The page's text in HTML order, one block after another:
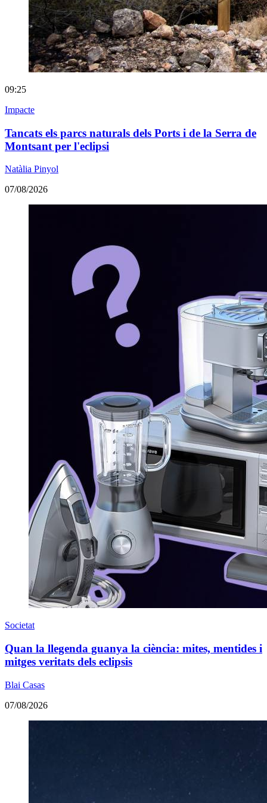
09:25
Impacte
Tancats els parcs naturals dels Ports i de la Serra de
Montsant per l'eclipsi
Natàlia Pinyol
07/08/2026
Societat
Quan la llegenda guanya la ciència: mites, mentides i
mitges veritats dels eclipsis
Blai Casas
07/08/2026